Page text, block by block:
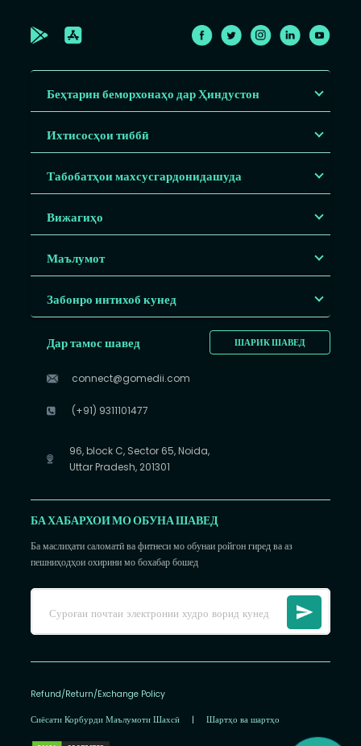
Беҳтарин беморхонаҳо дар Ҳиндустон
Ихтисосҳои тиббӣ
Табобатҳои махсусгардонидашуда
Вижагиҳо
Маълумот
Забонро интихоб кунед
ШАРИК ШАВЕД
Дар тамос шавед
connect@gomedii.com
(+91) 9311101477
96, block C, Sector 65, Noida,
Uttar Pradesh, 201301
БА ХАБАРХОИ МО ОБУНА ШАВЕД
Ба маслиҳати саломатӣ ва фитнеси мо обунаи ройгон гиред ва аз
пешниҳодҳои охирини мо бохабар бошед
Refund/Return/Exchange Policy
Сиёсати Корбурди Маълумоти Шахсӣ | Шартҳо ва шартҳо